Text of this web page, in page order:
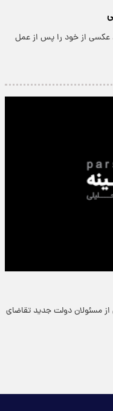
عکسی از خود را پس از عمل
از مسئولان دولت جدید تقاضای